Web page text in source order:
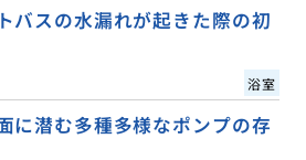
バスの水漏れが起きた際の初
浴室
に潜む多種多様なポンプの存